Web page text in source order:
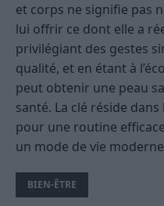
et corps ne signifie pas
lui offrir ce dont elle a
privilégiant des gestes
qualité, et en étant à
peut obtenir une peau
santé. La clé réside
pour une routine
un mode de vie
BIEN-ÊTRE